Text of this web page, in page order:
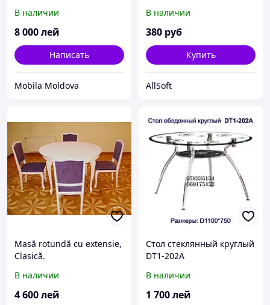
В наличии
8 000лей
Написать
Mobila Moldova
син/крас/зел., провод1,7м
В наличии
380 руб
Купить
AllSoft
Masă rotundă cu extensie,
Clasică.
В наличии
4 600лей
Стол стеклянный круглый
DT1-202A
В наличии
1 700лей